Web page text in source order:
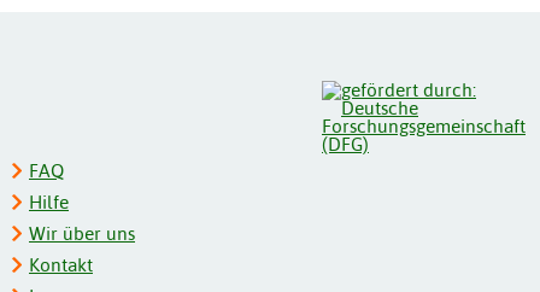
FAQ
Hilfe
Wir über uns
Kontakt